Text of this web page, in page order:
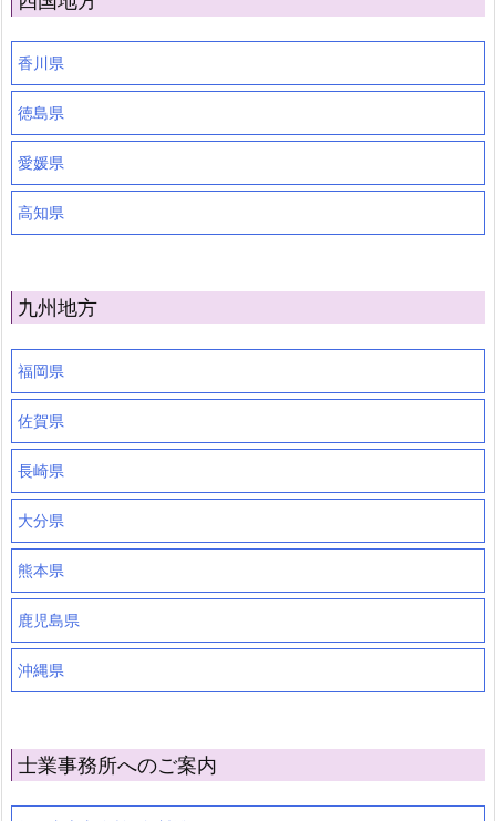
香川県
徳島県
愛媛県
高知県
九州地方
福岡県
佐賀県
長崎県
大分県
熊本県
鹿児島県
沖縄県
士業事務所へのご案内